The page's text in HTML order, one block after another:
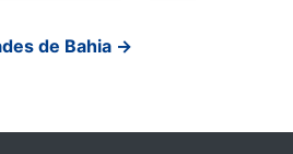
de Bahia →